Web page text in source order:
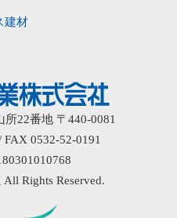
建材
22番地 〒440-0081
FAX 0532-52-0191
Rights Reserved.